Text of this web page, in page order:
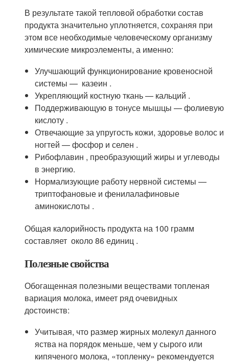
В результате такой тепловой обработки состав
продукта значительно уплотняется, сохраняя при
этом все необходимые человеческому организму
химические микроэлементы, а именно:
Улучшающий функционирование кровеносной
системы — казеин .
Укрепляющий костную ткань — кальций .
Поддерживающую в тонусе мышцы — фолиевую
кислоту .
Отвечающие за упругость кожи, здоровье волос и
ногтей — фосфор и селен .
Рибофлавин , преобразующий жиры и углеводы
в энергию.
Нормализующие работу нервной системы —
триптофановые и фенилалафиновые
аминокислоты .
Общая калорийность продукта на 100 грамм
составляет около 86 единиц .
Полезные свойства
Обогащенная полезными веществами топленая
вариация молока, имеет ряд очевидных
достоинств:
Учитывая, что размер жирных молекул данного
яства на порядок меньше, чем у сырого или
кипяченого молока, «топленку» рекомендуется